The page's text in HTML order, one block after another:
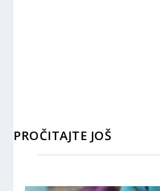
PROČITAJTE JOŠ